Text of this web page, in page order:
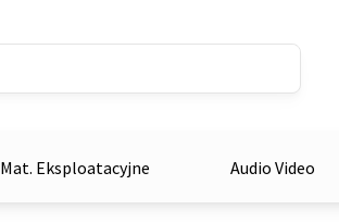
Mat. Eksploatacyjne Audio Video